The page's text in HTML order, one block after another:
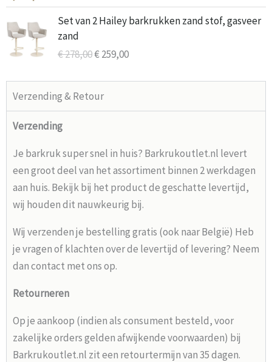
€ 224,00.€ 164,00.
Set van 2 Hailey barkrukken zand stof, gasveer
zand
€278,00
Oorspronkelijke
prijs
€ 278,00.
€259,00
Huidige
prijs
€ 259,00.
Verzending & Retour
Verzending
Je barkruk super snel in huis? Barkrukoutlet.nl levert
een groot deel van het assortiment binnen 2 werkdagen
aan huis. Bekijk bij het product de geschatte levertijd,
wij houden dit nauwkeurig bij.
Wij verzenden je bestelling gratis (ook naar België) Heb
je vragen of klachten over de levertijd of levering? Neem
dan contact met ons op.
Retourneren
Op je aankoop (indien als consument besteld, voor
zakelijke orders gelden afwijkende voorwaarden) bij
Barkrukoutlet.nl zit een retourtermijn van 35 dagen.